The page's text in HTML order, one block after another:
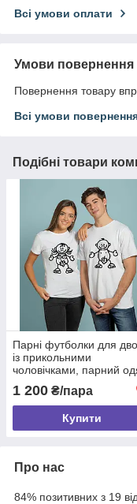
Всі умови оплати
Умови повернення
Повернення товару
Всі умови
Подібні товари
Парні футболки для
із прикольними
чоловічками, парний
подарунок 14 лютого
1 200 ₴/пара
Купити
Про нас
84% позитивних з 19